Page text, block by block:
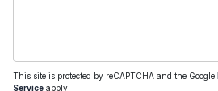
This site is protected by reCAPTCHA and the Google
Service apply.